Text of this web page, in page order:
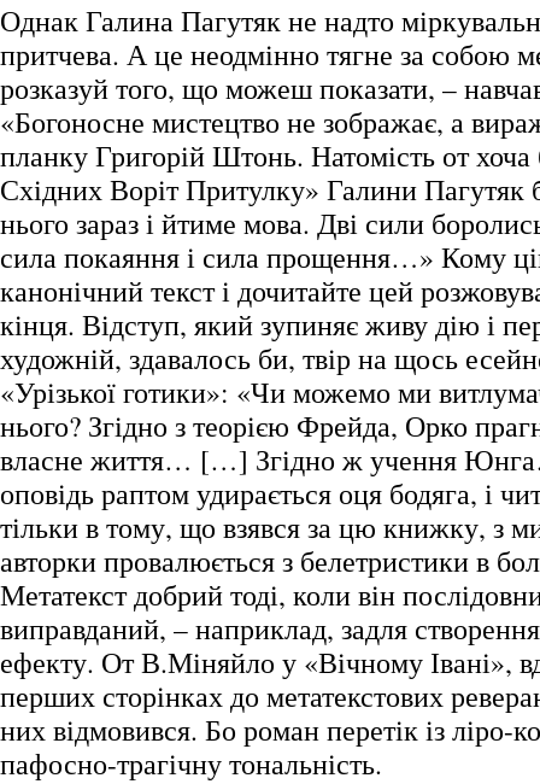
Однак Галина Пагутяк не надто
притчева. А це неодмінно тягне за собою
розказуй того, що можеш показати, –
«Богоносне мистецтво не зображає, а
планку Григорій Штонь. Натомість от
Східних Воріт Притулку» Галини
нього зараз і йтиме мова. Дві сили
сила покаяння і сила прощення…» Кому
канонічний текст і дочитайте цей
кінця. Відступ, який зупиняє живу дію і
художній, здавалось би, твір на щось
«Урізької готики»: «Чи можемо ми
нього? Згідно з теорією Фрейда, Орко
власне життя… […] Згідно ж учення
оповідь раптом удирається оця бодяга, і
тільки в тому, що взявся за цю книжку, з
авторки провалюється з белетристики в
Метатекст добрий тоді, коли він
виправданий, – наприклад, задля
ефекту. От В.Міняйло у «Вічному Івані»,
перших сторінках до метатекстових
них відмовився. Бо роман перетік із ліро-
пафосно-трагічну тональність.